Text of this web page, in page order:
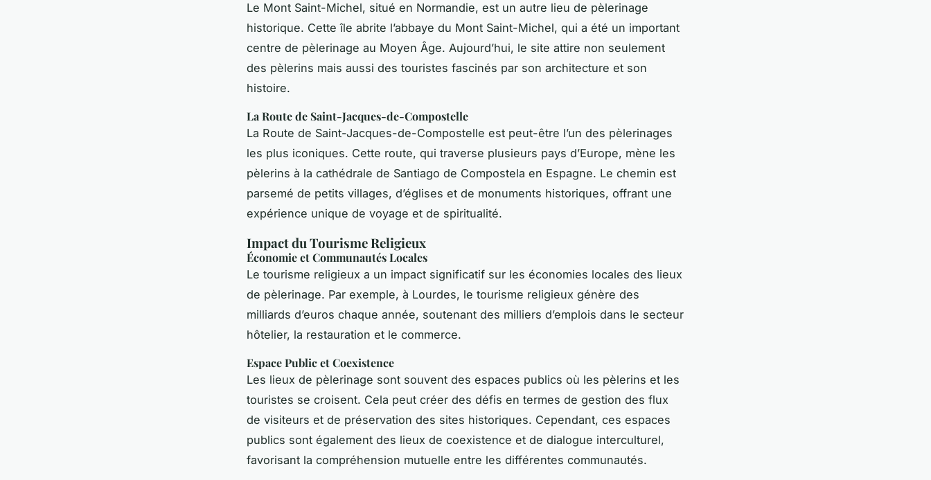
Le Mont Saint-Michel, situé en Normandie, est un autre lieu de pèlerinage
historique. Cette île abrite l’abbaye du Mont Saint-Michel, qui a été un important
centre de pèlerinage au Moyen Âge. Aujourd’hui, le site attire non seulement
des pèlerins mais aussi des touristes fascinés par son architecture et son
histoire.
La Route de Saint-Jacques-de-Compostelle
La Route de Saint-Jacques-de-Compostelle est peut-être l’un des pèlerinages
les plus iconiques. Cette route, qui traverse plusieurs pays d’Europe, mène les
pèlerins à la cathédrale de Santiago de Compostela en Espagne. Le chemin est
parsemé de petits villages, d’églises et de monuments historiques, offrant une
expérience unique de voyage et de spiritualité.
Impact du Tourisme Religieux
Économie et Communautés Locales
Le tourisme religieux a un impact significatif sur les économies locales des lieux
de pèlerinage. Par exemple, à Lourdes, le tourisme religieux génère des
milliards d’euros chaque année, soutenant des milliers d’emplois dans le secteur
hôtelier, la restauration et le commerce.
Espace Public et Coexistence
Les lieux de pèlerinage sont souvent des espaces publics où les pèlerins et les
touristes se croisent. Cela peut créer des défis en termes de gestion des flux
de visiteurs et de préservation des sites historiques. Cependant, ces espaces
publics sont également des lieux de coexistence et de dialogue interculturel,
favorisant la compréhension mutuelle entre les différentes communautés.